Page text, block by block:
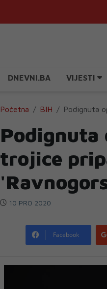
DNEVNI.BA VIJESTI
Početna BIH Podignuta
trojice
10 PRO 2020
Facebook